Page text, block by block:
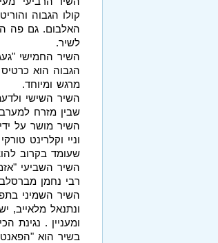
קולו הגבוה
האלבום. גם פה
לשיר.
השיר החמישי
הגבוה הוא
מרגש ומיוחד.
השיר השישי
שבין מזרח
השיר מושר על
וניי וקלרינט
שעומד בקרוב
השיר השביעי
רבי נחמן
השיר השמיני
ונתנאל מלאייב,
ומעניין . נגינת
בשיר הוא